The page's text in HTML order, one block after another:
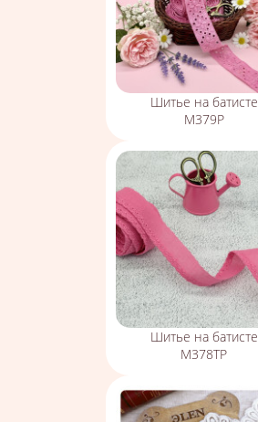
Шитье на батисте
М379Р
Шитье на батисте
М378ТР